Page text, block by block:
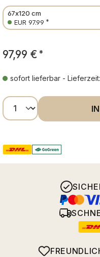
67x120 cm
EUR 97.99 *
97,99 € *
sofort lieferbar -
Produkt Anzahl: